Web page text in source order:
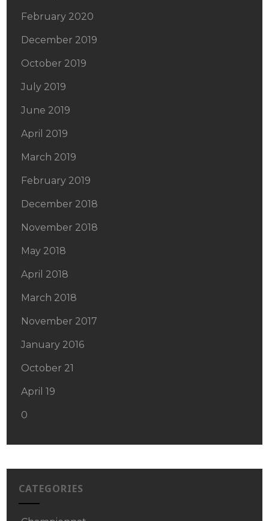
February 2020
December 2019
October 2019
July 2019
June 2019
April 2019
March 2019
February 2019
December 2018
November 2018
May 2018
April 2018
March 2018
November 2017
January 2016
October 21
April 19
0
CATEGORIES